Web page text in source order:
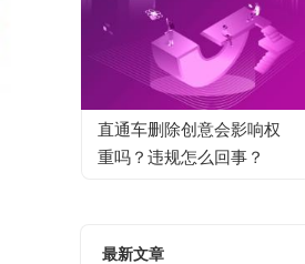
直通车删除创意会影响权
重吗？违规怎么回事？
最新文章